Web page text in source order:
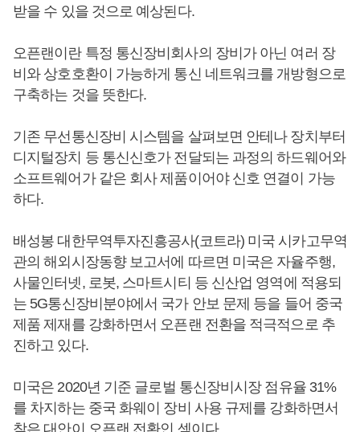
받을 수 있을 것으로 예상된다.
오픈랜이란 특정 통신장비회사의 장비가 아닌 여러 장
비와 상호호환이 가능하게 통신 네트워크를 개방형으로
구축하는 것을 뜻한다.
기존 무선통신장비 시스템을 살펴보면 안테나 장치부터
디지털장치 등 통신신호가 전달되는 과정의 하드웨어와
소프트웨어가 같은 회사 제품이어야 신호 연결이 가능
하다.
배성봉 대한무역투자진흥공사(코트라) 미국 시카고무역
관의 해외시장동향 보고서에 따르면 미국은 자율주행,
사물인터넷, 로봇, 스마트시티 등 신산업 영역에 적용되
는 5G통신장비분야에서 국가 안보 문제 등을 들어 중국
제품 제재를 강화하면서 오픈랜 전환을 적극적으로 추
진하고 있다.
미국은 2020년 기준 글로벌 통신장비시장 점유율 31%
를 차지하는 중국 화웨이 장비 사용 규제를 강화하면서